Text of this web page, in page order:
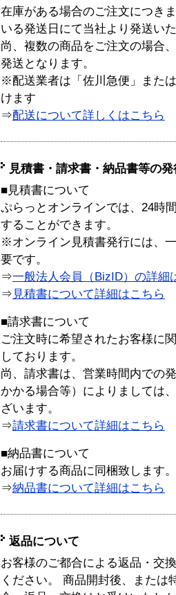
在庫がある場合のご注文につき
いる発送日にて当社より発送い
尚、複数の商品をご注文の場合
発送となります。
※配送業者は「佐川急便」また
けます
⇒配送について詳しくはこちら
見積書・請求書・納品書等の
■見積書について
ぷらっとオンラインでは、24時
することができます。
※オンライン見積書発行には、
要です。
⇒一般法人会員（BizID）の詳細
⇒ 見積書について詳細はこちら
■請求書について
ご注文時に希望されたお客様に
しております。
尚、請求書は、営業時間内での
かかる場合等）によりましては
ざいます。
⇒請求書について詳細はこちら
■納品書について
お届けする商品に同梱致します。
⇒納品書について詳細はこちら
返品について
お客様のご都合による返品・交
ください。 商品開封後、または